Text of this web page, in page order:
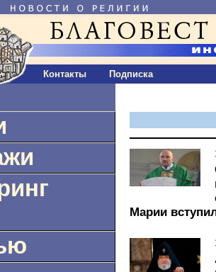
Контакты Подписка
Марии